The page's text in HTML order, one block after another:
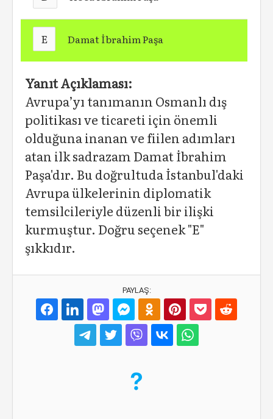
E Damat İbrahim Paşa
Yanıt Açıklaması:
Avrupa’yı tanımanın Osmanlı dış
politikası ve ticareti için önemli
olduğuna inanan ve fiilen adımları
atan ilk sadrazam Damat İbrahim
Paşa'dır. Bu doğrultuda İstanbul'daki
Avrupa ülkelerinin diplomatik
temsilcileriyle düzenli bir ilişki
kurmuştur. Doğru seçenek "E"
şıkkıdır.
PAYLAŞ: